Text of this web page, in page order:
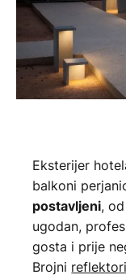
Eksterijer
balkoni
postavljeni,
ugodan,
gosta i prije
Brojni